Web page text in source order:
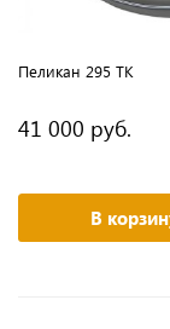
Пеликан 295 ТК
41 000 руб.
В